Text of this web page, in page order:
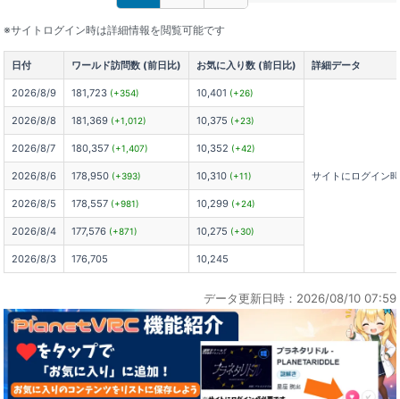
※サイトログイン時は詳細情報を閲覧可能です
日付 ワールド訪問数 (前日比) お気に入り数 (前日比) 詳細データ
2026/8/9 181,723 (+354) 10,401 (+26)
サイトにログイン
2026/8/8 181,369 (+1,012) 10,375 (+23)
2026/8/7 180,357 (+1,407) 10,352 (+42)
2026/8/6 178,950 (+393) 10,310 (+11)
2026/8/5 178,557 (+981) 10,299 (+24)
2026/8/4 177,576 (+871) 10,275 (+30)
2026/8/3 176,705 10,245
データ更新日時：2026/08/10 07:59